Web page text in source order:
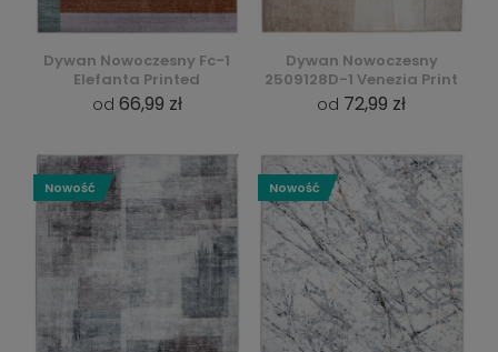
Dywan Nowoczesny Fc-1
Elefanta Printed
od 66,99 zł
Dywan Nowoczesny
2509128D-1 Venezia Print
od 72,99 zł
Nowość Nowość